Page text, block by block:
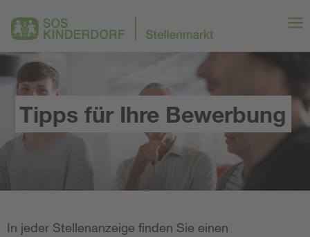
Tipps für Ihre Bewerbung
In jeder Stellenanzeige finden Sie einen